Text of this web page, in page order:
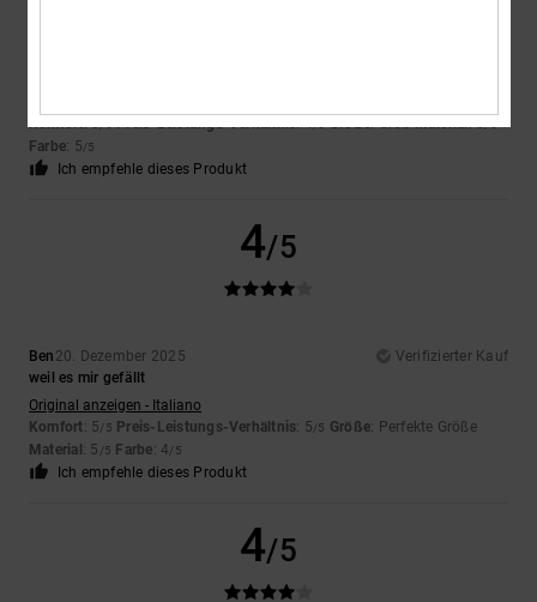
Komfort: 5 Preis-Leistungs-Verhältnis: 4 Größe: GroßMaterial: 5
Farbe: 5/5
Ich empfehle dieses Produkt
4/5
Ben 20. Dezember 2025
Verifizierter Kauf
weil es mir gefällt
Original anzeigen - Italiano
Komfort: 5/5 Preis-Leistungs-Verhältnis: 5/5 Größe: Perfekte Größe
Material : 5 /5 Farbe: 4/5
Ich empfehle dieses Produkt
4/5